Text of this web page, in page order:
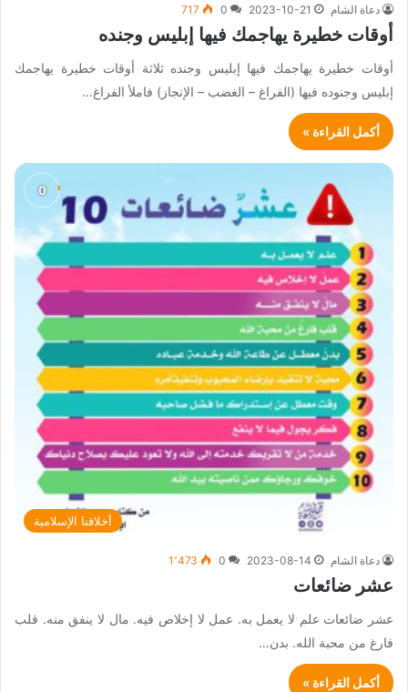
دعاة الشام 2023-10-21
0
717
أوقات خطيرة يهاجمك فيها إبليس وجنده
أوقات خطيرة يهاجمك فيها إبليس وجنده ثلاثة أوقات خطيرة يهاجمك
إبليس وجنوده فيها (الفراغ – الغضب – الإنجاز) فاملأ الفراغ…
أكمل القراءة »
أخلاقنا الإسلامية
دعاة الشام 2023-08-14
0 1٬473
عشر ضائعات
عشر ضائعات علم لا يعمل به. عمل لا إخلاص فيه. مال لا ينفق منه. قلب
فارغ من محبة الله. بدن…
أكمل القراءة »